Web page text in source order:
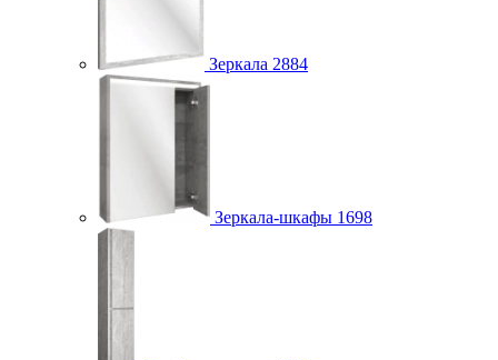
Зеркала 2884
Зеркала-шкафы 1698